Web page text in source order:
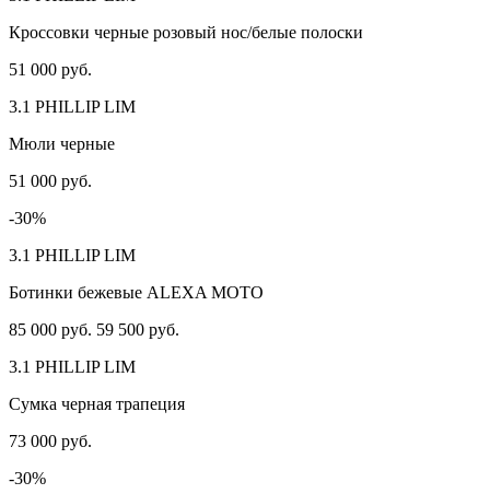
Кроссовки черные розовый нос/белые полоски
51 000 руб.
3.1 PHILLIP LIM
Мюли черные
51 000 руб.
-30%
3.1 PHILLIP LIM
Ботинки бежевые ALEXA MOTO
85 000 руб. 59 500 руб.
3.1 PHILLIP LIM
Сумка черная трапеция
73 000 руб.
-30%